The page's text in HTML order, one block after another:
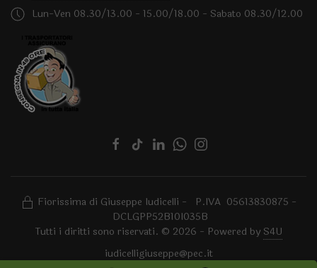
Lun-Ven 08.30/13.00 - 15.00/18.00 - Sabato 08.30/12.00
Fiorissima di Giuseppe Iudicelli - P.IVA 05613830875 -
DCLGPP52B10I035B
Tutti i diritti sono riservati. © 2026 - Powered by S4U
iudicelligiuseppe@pec.it